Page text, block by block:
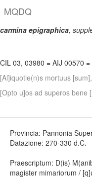
MQDQ
carmina epigraphica,
Permalink:https://
CIL 03, 03980 = AIJ 00570 =
[Al]iquotie(n)s mortuus
[Opto u]os ad superos bene
Provincia: Pannonia
Datazione: 270-330 d.C.
Praescriptum: D(is)
magister mimariorum /